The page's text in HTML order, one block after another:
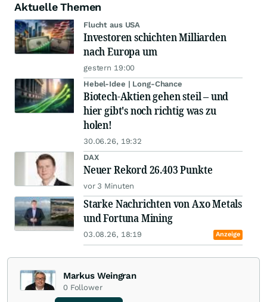
Aktuelle Themen
Flucht aus USA
Investoren schichten Milliarden
nach Europa um
gestern 19:00
Hebel-Idee | Long-Chance
Biotech-Aktien gehen steil – und
hier gibt's noch richtig was zu
holen!
30.06.26, 19:32
DAX
Neuer Rekord 26.403 Punkte
vor 3 Minuten
Starke Nachrichten von Axo Metals
und Fortuna Mining
03.08.26, 18:19 Anzeige
Markus Weingran
0 Follower